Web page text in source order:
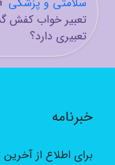
تعبیر خواب کفش
تعبیری دارد؟
خبرنامه
برای اطلاع از